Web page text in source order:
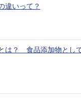
違いって？
は？ 食品添加物とし